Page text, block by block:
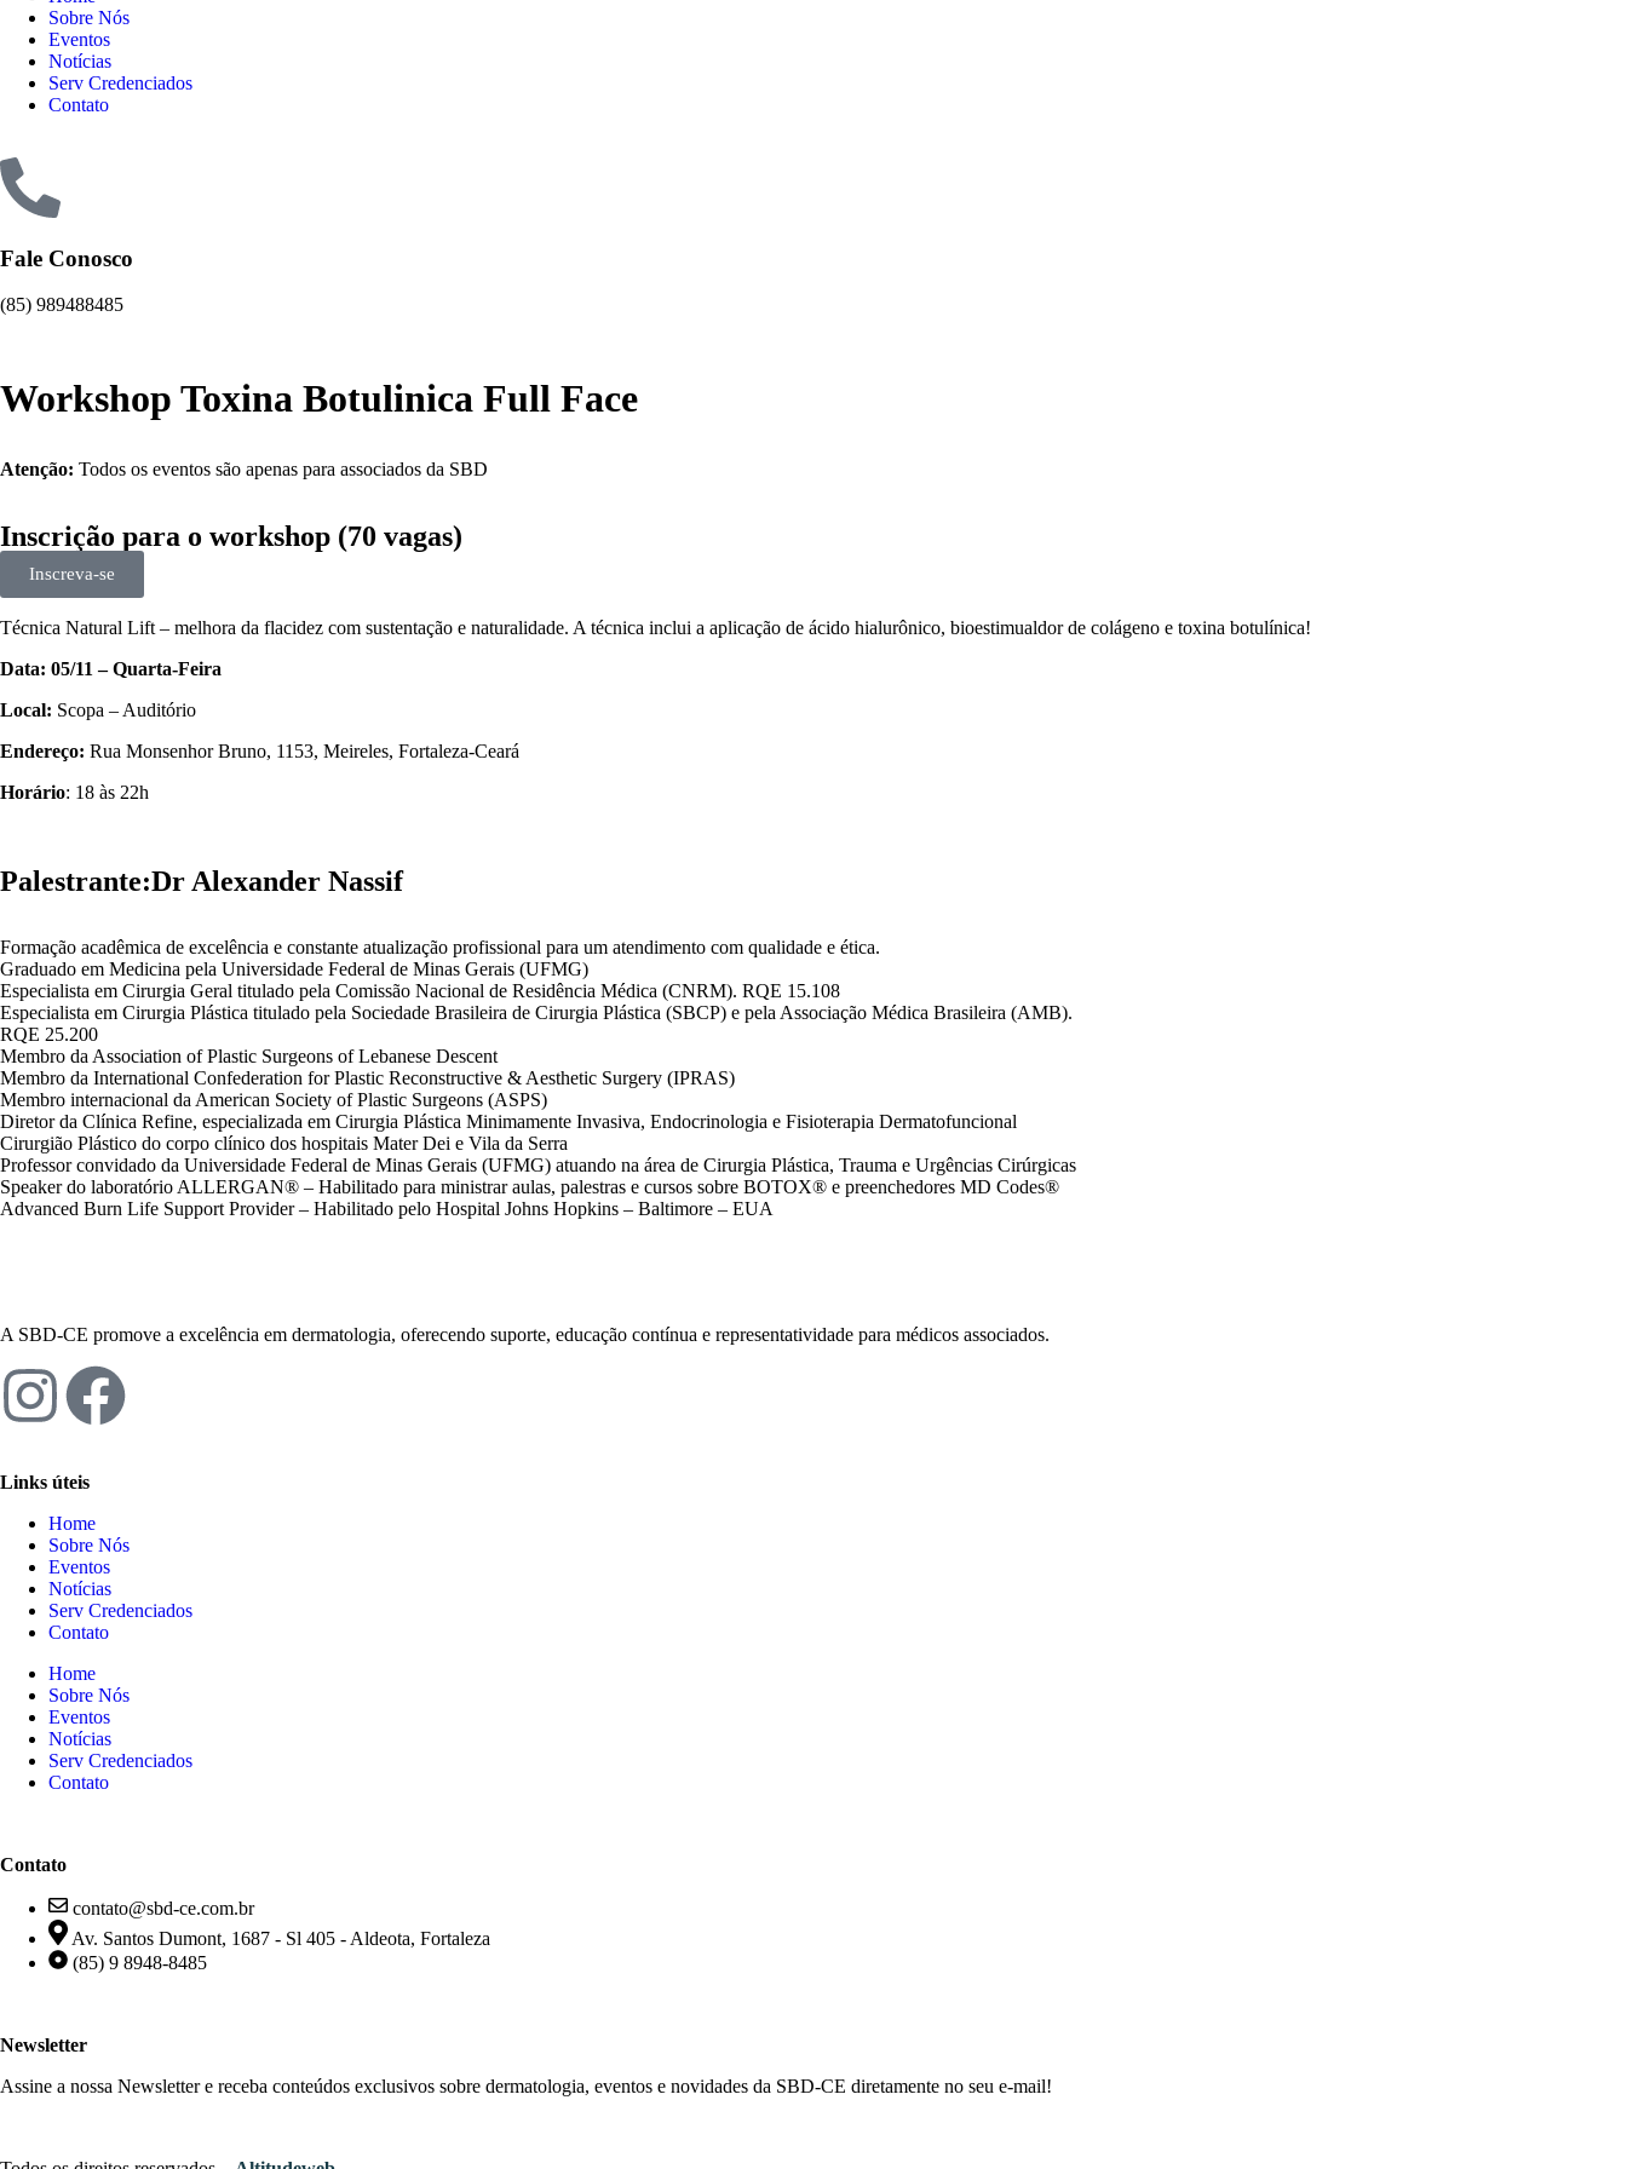
Sobre Nós
Eventos
Notícias
Serv Credenciados
Contato
Fale Conosco
(85) 989488485
Workshop Toxina Botulinica Full Face
Atenção: Todos os eventos são apenas para associados da SBD
Inscrição para o workshop (70 vagas)
Inscreva-se
Técnica Natural Lift – melhora da flacidez com sustentação e naturalidade. A técnica inclui a aplicação de ácido hialurônico, bioestimualdor de colágeno e toxina botulínica!
Data: 05/11 – Quarta-Feira
Local: Scopa – Auditório
⁠Endereço: Rua Monsenhor Bruno, 1153, Meireles, Fortaleza-Ceará
Horário: 18 às 22h
Palestrante:Dr Alexander Nassif
Formação acadêmica de excelência e constante atualização profissional para um atendimento com qualidade e ética.
Graduado em Medicina pela Universidade Federal de Minas Gerais (UFMG)
Especialista em Cirurgia Geral titulado pela Comissão Nacional de Residência Médica (CNRM). RQE 15.108
Especialista em Cirurgia Plástica titulado pela Sociedade Brasileira de Cirurgia Plástica (SBCP) e pela Associação Médica Brasileira (AMB).
RQE 25.200
Membro da Association of Plastic Surgeons of Lebanese Descent
Membro da International Confederation for Plastic Reconstructive & Aesthetic Surgery (IPRAS)
Membro internacional da American Society of Plastic Surgeons (ASPS)
Diretor da Clínica Refine, especializada em Cirurgia Plástica Minimamente Invasiva, Endocrinologia e Fisioterapia Dermatofuncional
Cirurgião Plástico do corpo clínico dos hospitais Mater Dei e Vila da Serra
Professor convidado da Universidade Federal de Minas Gerais (UFMG) atuando na área de Cirurgia Plástica, Trauma e Urgências Cirúrgicas
Speaker do laboratório ALLERGAN® – Habilitado para ministrar aulas, palestras e cursos sobre BOTOX® e preenchedores MD Codes®
Advanced Burn Life Support Provider – Habilitado pelo Hospital Johns Hopkins – Baltimore – EUA
A SBD-CE promove a excelência em dermatologia, oferecendo suporte, educação contínua e representatividade para médicos associados.
Links úteis
Home
Sobre Nós
Eventos
Notícias
Serv Credenciados
Contato
Home
Sobre Nós
Eventos
Notícias
Serv Credenciados
Contato
Contato
contato@sbd-ce.com.br
Av. Santos Dumont, 1687 - Sl 405 - Aldeota, Fortaleza
(85) 9 8948-8485
Newsletter
Assine a nossa Newsletter e receba conteúdos exclusivos sobre dermatologia, eventos e novidades da SBD-CE diretamente no seu e-mail!